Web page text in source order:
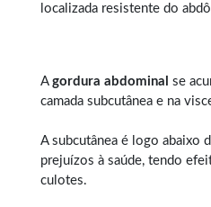
localizada resistente do
A gordura abdominal se
camada subcutânea e na
A subcutânea é logo abaixo
prejuízos à saúde, tendo
culotes.